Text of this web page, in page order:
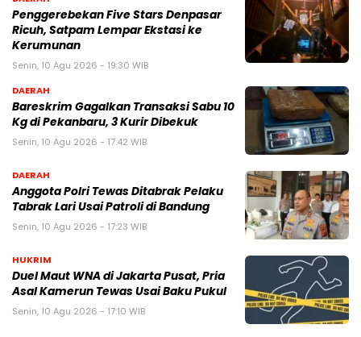
Penggerebekan Five Stars Denpasar
Ricuh, Satpam Lempar Ekstasi ke
Kerumunan
Senin, 10 Agu 2026 - 19:30 WIB
DAERAH
Bareskrim Gagalkan Transaksi Sabu 10
Kg di Pekanbaru, 3 Kurir Dibekuk
Senin, 10 Agu 2026 - 17:42 WIB
DAERAH
Anggota Polri Tewas Ditabrak Pelaku
Tabrak Lari Usai Patroli di Bandung
Senin, 10 Agu 2026 - 17:23 WIB
HUKRIM
Duel Maut WNA di Jakarta Pusat, Pria
Asal Kamerun Tewas Usai Baku Pukul
Senin, 10 Agu 2026 - 17:10 WIB